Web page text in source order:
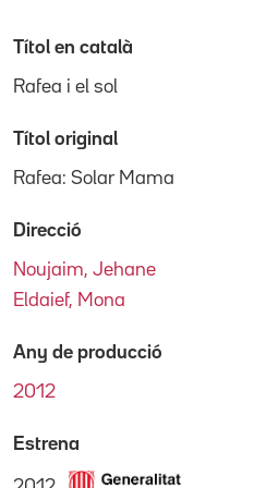
Títol en català
Rafea i el sol
Títol original
Rafea: Solar Mama
Direcció
Noujaim, Jehane
Eldaief, Mona
Any de producció
2012
Estrena